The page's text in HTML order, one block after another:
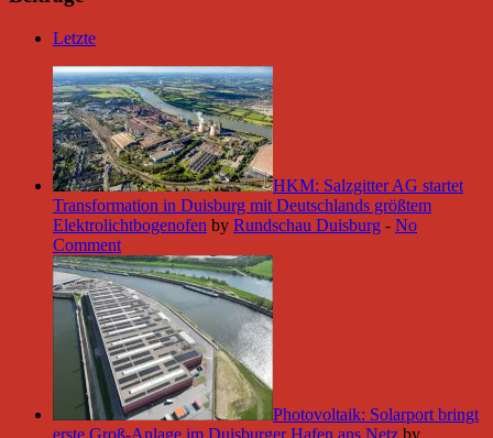
Letzte
HKM: Salzgitter AG startet
Transformation in Duisburg mit Deutschlands größtem
Elektrolichtbogenofen by Rundschau Duisburg - No
Comment
Photovoltaik: Solarport bringt
erste Groß-Anlage im Duisburger Hafen ans Netz by